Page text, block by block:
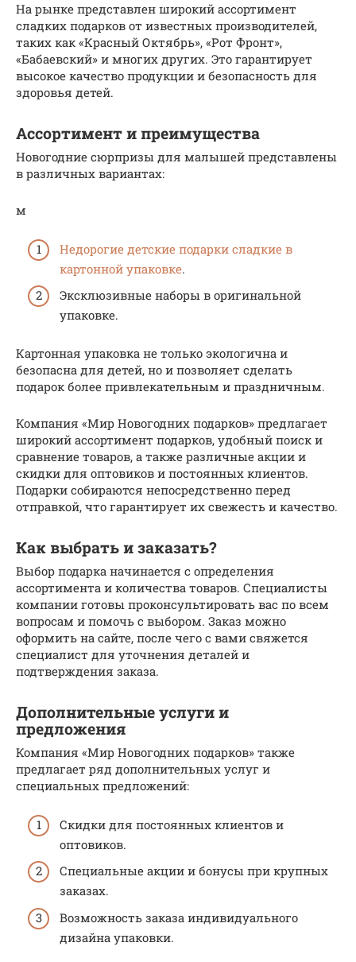
На рынке представлен широкий ассортимент
сладких подарков от известных производителей,
таких как «Красный Октябрь», «Рот Фронт»,
«Бабаевский» и многих других. Это гарантирует
высокое качество продукции и безопасность для
здоровья детей.
Ассортимент и преимущества
Новогодние сюрпризы для малышей представлены
в различных вариантах:
м
Недорогие детские подарки сладкие в
картонной упаковке.
Эксклюзивные наборы в оригинальной
упаковке.
Картонная упаковка не только экологична и
безопасна для детей, но и позволяет сделать
подарок более привлекательным и праздничным.
Компания «Мир Новогодних подарков» предлагает
широкий ассортимент подарков, удобный поиск и
сравнение товаров, а также различные акции и
скидки для оптовиков и постоянных клиентов.
Подарки собираются непосредственно перед
отправкой, что гарантирует их свежесть и качество.
Как выбрать и заказать?
Выбор подарка начинается с определения
ассортимента и количества товаров. Специалисты
компании готовы проконсультировать вас по всем
вопросам и помочь с выбором. Заказ можно
оформить на сайте, после чего с вами свяжется
специалист для уточнения деталей и
подтверждения заказа.
Дополнительные услуги и
предложения
Компания «Мир Новогодних подарков» также
предлагает ряд дополнительных услуг и
специальных предложений:
Скидки для постоянных клиентов и
оптовиков.
Специальные акции и бонусы при крупных
заказах.
Возможность заказа индивидуального
дизайна упаковки.